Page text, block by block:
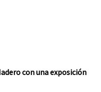
con una exposición